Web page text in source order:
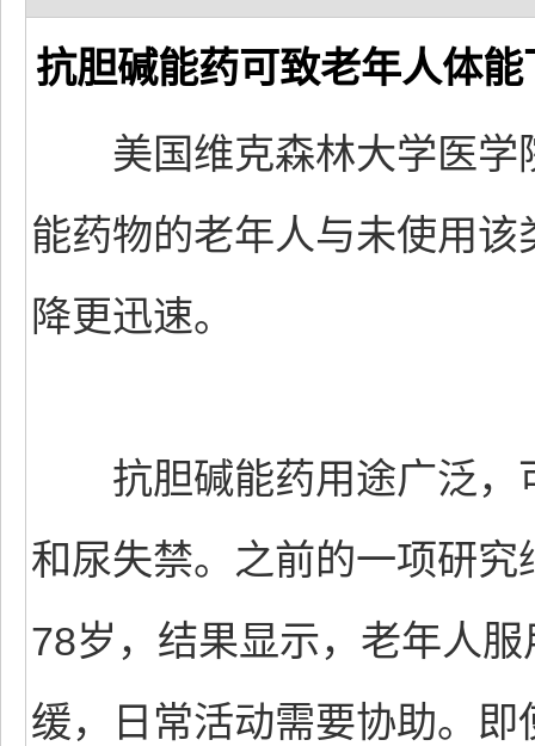
抗胆碱能药可致老年人体能
美国维克森林大学医学
能药物的老年人与未使用
降更迅速。
抗胆碱能药用途广泛，
和尿失禁。之前的一项研
78岁，结果显示，老年人
缓，日常活动需要协助。